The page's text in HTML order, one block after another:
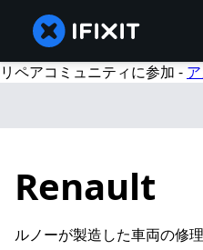
リペアコミュニティに参加 -
Renault
ルノーが製造した車両の修